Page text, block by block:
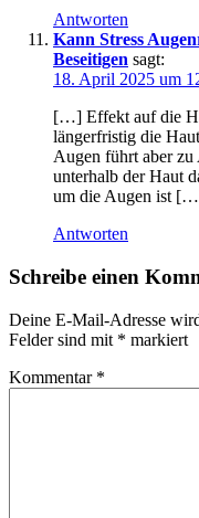
Antworten
Kann Stress
Beseitigen sagt:
18. April 2025 um
[…] Effekt auf die
längerfristig die
Augen führt aber
unterhalb der Haut
um die Augen ist
Antworten
Schreibe einen
Deine E-Mail-Adresse
Felder sind mit * markiert
Kommentar *